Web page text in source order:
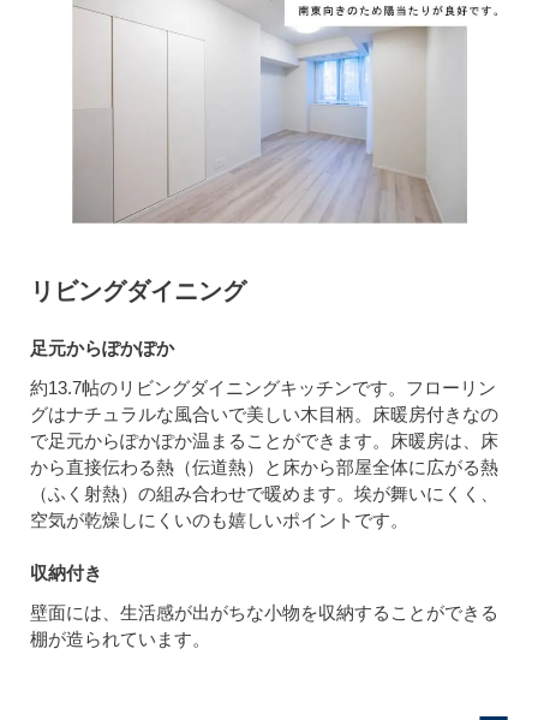
リビングダイニング
足元からぽかぽか
約13.7帖のリビングダイニングキッチンです。フローリン
グはナチュラルな風合いで美しい木目柄。床暖房付きなの
で足元からぽかぽか温まることができます。床暖房は、床
から直接伝わる熱（伝道熱）と床から部屋全体に広がる熱
（ふく射熱）の組み合わせで暖めます。埃が舞いにくく、
空気が乾燥しにくいのも嬉しいポイントです。
収納付き
壁面には、生活感が出がちな小物を収納することができる
棚が造られています。